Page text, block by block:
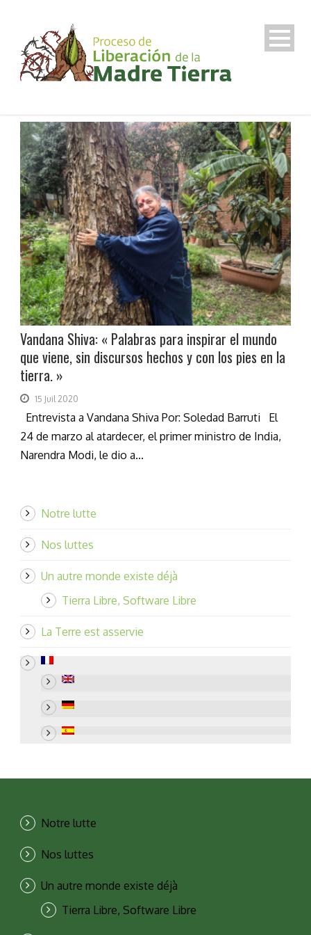
Vandana Shiva: « Palabras para inspirar el mundo
que viene, sin discursos hechos y con los pies en la
tierra. »
15 Juil 2020
Entrevista a Vandana Shiva Por: Soledad Barruti El
24 de marzo al atardecer, el primer ministro de India,
Narendra Modi, le dio a...
Notre lutte
Nos luttes
Un autre monde existe déjà
Tierra Libre, Software Libre
La Terre est asservie
Notre lutte
Nos luttes
Un autre monde existe déjà
Tierra Libre, Software Libre